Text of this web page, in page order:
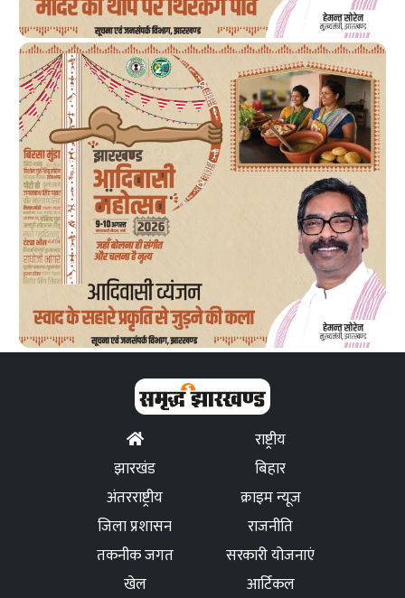
राष्ट्रीय
झारखंड
बिहार
अंतरराष्ट्रीय
क्राइम न्यूज
जिला प्रशासन
राजनीति
तकनीक जगत
सरकारी योजनाएं
खेल
आर्टिकल